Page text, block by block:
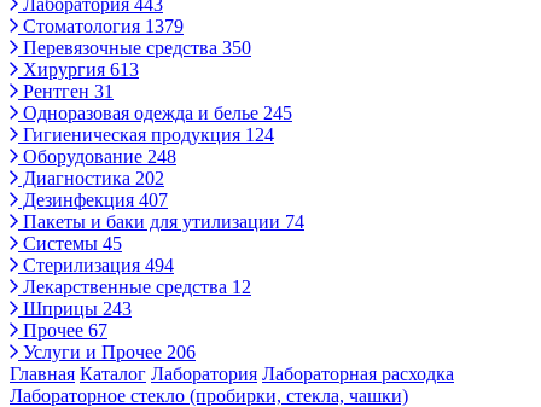
Лаборатория 443
Стоматология 1379
Перевязочные средства 350
Хирургия 613
Рентген 31
Одноразовая одежда и белье 245
Гигиеническая продукция 124
Оборудование 248
Диагностика 202
Дезинфекция 407
Пакеты и баки для утилизации 74
Системы 45
Стерилизация 494
Лекарственные средства 12
Шприцы 243
Прочее 67
Услуги и Прочее 206
Главная Каталог Лаборатория Лабораторная расходка
Лабораторное стекло (пробирки, стекла, чашки)